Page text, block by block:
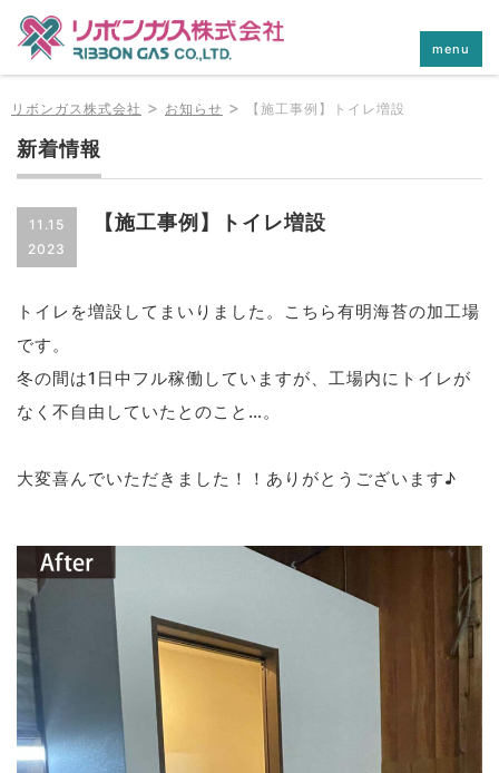
menu
リボンガス株式会社 > お知らせ > 【施工事例】トイレ増設
新着情報
11.15
2023
【施工事例】トイレ増設
トイレを増設してまいりました。こちら有明海苔の加工場
です。
冬の間は1日中フル稼働していますが、工場内にトイレが
なく不自由していたとのこと…。
大変喜んでいただきました！！ありがとうございます♪